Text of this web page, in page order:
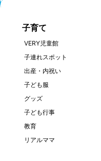
子育て
VERY児童館
子連れスポット
出産・内祝い
子ども服
グッズ
子ども行事
教育
リアルママ